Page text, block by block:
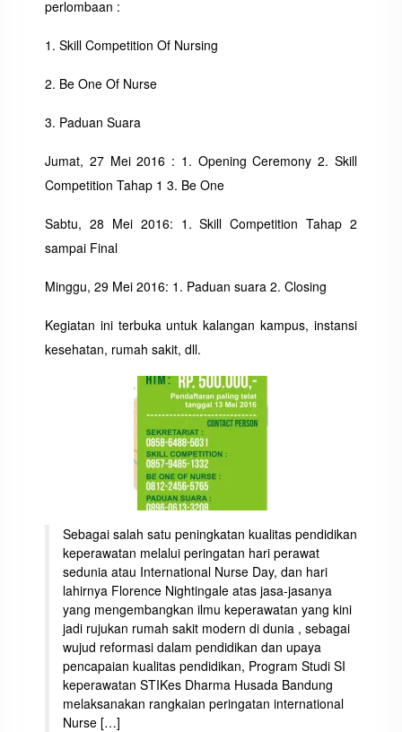
perlombaan :
1. Skill Competition Of Nursing
2. Be One Of Nurse
3. Paduan Suara
Jumat, 27 Mei 2016 : 1. Opening Ceremony 2. Skill
Competition Tahap 1 3. Be One
Sabtu, 28 Mei 2016: 1. Skill Competition Tahap 2
sampai Final
Minggu, 29 Mei 2016: 1. Paduan suara 2. Closing
Kegiatan ini terbuka untuk kalangan kampus, instansi
kesehatan, rumah sakit, dll.
Sebagai salah satu peningkatan kualitas pendidikan
keperawatan melalui peringatan hari perawat
sedunia atau International Nurse Day, dan hari
lahirnya Florence Nightingale atas jasa-jasanya
yang mengembangkan ilmu keperawatan yang kini
jadi rujukan rumah sakit modern di dunia , sebagai
wujud reformasi dalam pendidikan dan upaya
pencapaian kualitas pendidikan, Program Studi SI
keperawatan STIKes Dharma Husada Bandung
melaksanakan rangkaian peringatan international
Nurse […]